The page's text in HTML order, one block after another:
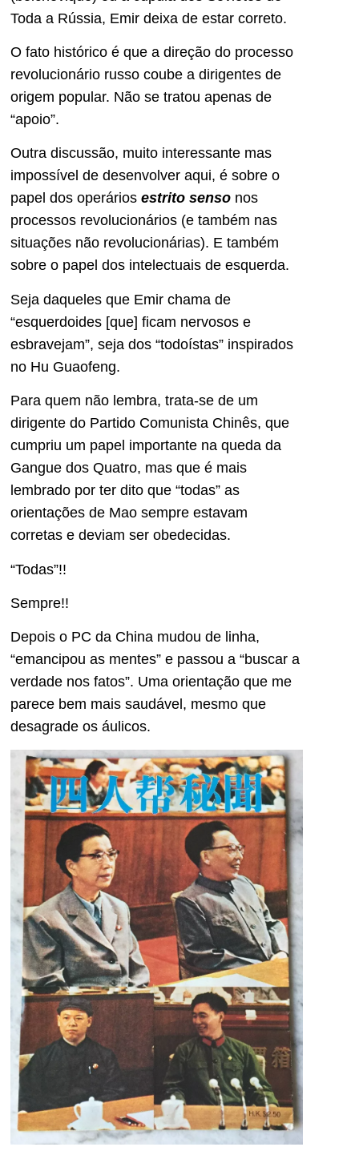
Toda a Rússia, Emir deixa de estar correto.
O fato histórico é que a direção do processo
revolucionário russo coube a dirigentes de
origem popular. Não se tratou apenas de
“apoio”.
Outra discussão, muito interessante mas
impossível de desenvolver aqui, é sobre o
papel dos operários estrito senso nos
processos revolucionários (e também nas
situações não revolucionárias). E também
sobre o papel dos intelectuais de esquerda.
Seja daqueles que Emir chama de
“esquerdoides [que] ficam nervosos e
esbravejam”, seja dos “todoístas” inspirados
no Hu Guaofeng.
Para quem não lembra, trata-se de um
dirigente do Partido Comunista Chinês, que
cumpriu um papel importante na queda da
Gangue dos Quatro, mas que é mais
lembrado por ter dito que “todas” as
orientações de Mao sempre estavam
corretas e deviam ser obedecidas.
“Todas”!!
Sempre!!
Depois o PC da China mudou de linha,
“emancipou as mentes” e passou a “buscar a
verdade nos fatos”. Uma orientação que me
parece bem mais saudável, mesmo que
desagrade os áulicos.